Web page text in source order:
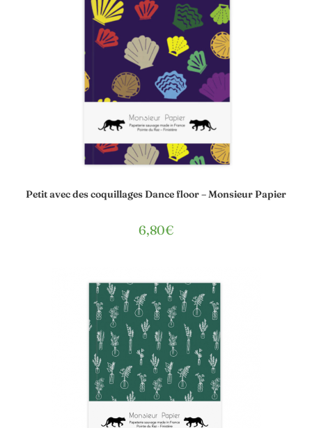
Petit avec des coquillages Dance floor – Monsieur Papier
6,80€